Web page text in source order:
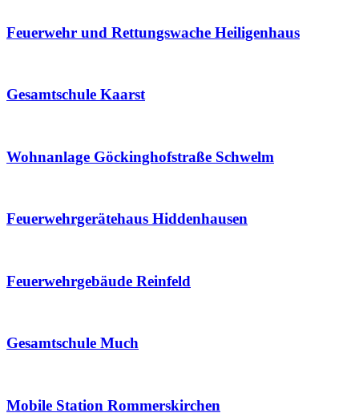
Feuerwehr und Rettungswache Heiligenhaus
Gesamtschule Kaarst
Wohnanlage Göckinghofstraße Schwelm
Feuerwehrgerätehaus Hiddenhausen
Feuerwehrgebäude Reinfeld
Gesamtschule Much
Mobile Station Rommerskirchen